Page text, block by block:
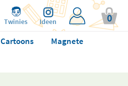
Twinies Ideen 0
Cartoons
Magnete